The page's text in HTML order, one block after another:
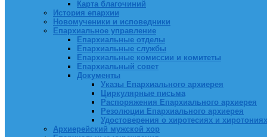
Карта благочиний
История епархии
Новомученики и исповедники
Епархиальное управление
Епархиальные отделы
Епархиальные службы
Епархиальные комиссии и комитеты
Епархиальный совет
Документы
Указы Епархиального архиерея
Циркулярные письма
Распоряжения Епархиального архиерея
Резолюции Епархиального архиерея
Удостоверения о хиротесиях и хиротониях
Архиерейский мужской хор